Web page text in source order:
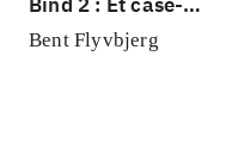
baseret studie af
Bent Flyvbjerg